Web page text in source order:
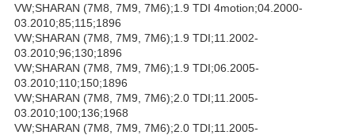
VW;SHARAN (7M8, 7M9, 7M6);1.9 TDI 4motion;04.2000-
03.2010;85;115;1896
VW;SHARAN (7M8, 7M9, 7M6);1.9 TDI;11.2002-
03.2010;96;130;1896
VW;SHARAN (7M8, 7M9, 7M6);1.9 TDI;06.2005-
03.2010;110;150;1896
VW;SHARAN (7M8, 7M9, 7M6);2.0 TDI;11.2005-
03.2010;100;136;1968
VW;SHARAN (7M8, 7M9, 7M6);2.0 TDI;11.2005-